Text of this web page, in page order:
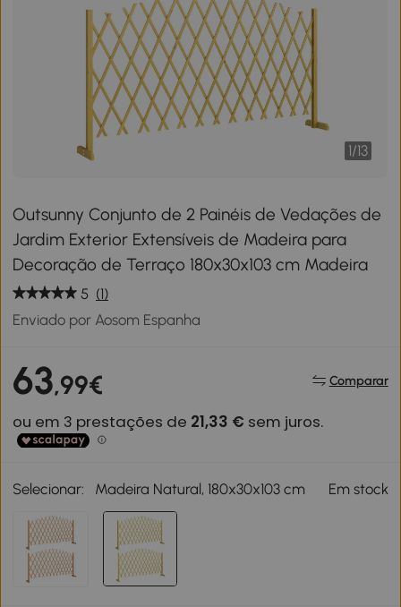
1/13
Outsunny Conjunto de 2 Painéis de Vedações de
Jardim Exterior Extensíveis de Madeira para
Decoração de Terraço 180x30x103 cm Madeira
5 (1)
Enviado por Aosom Espanha
63,99€ Comparar
Selecionar: Madeira Natural, 180x30x103 cm Em stock